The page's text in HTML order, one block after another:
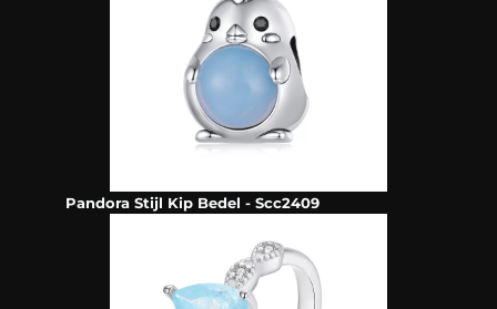
Pandora Stijl Kip Bedel - Scc2409